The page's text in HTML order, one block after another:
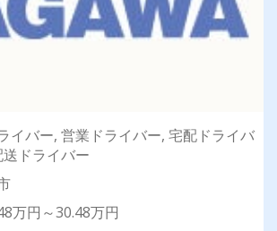
イバー, 営業ドライバー, 宅配ドライバ
ドライバー
万円～30.48万円